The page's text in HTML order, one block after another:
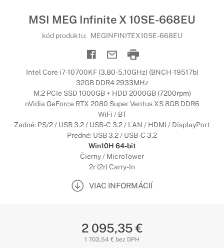
MSI MEG Infinite X 10SE-668EU
kód produktu: MEGINFINITEX10SE-668EU
Intel Core i7-10700KF (3,80-5,10GHz) (BNCH-19517b)
32GB DDR4 2933MHz
M.2 PCIe SSD 1000GB + HDD 2000GB (7200rpm)
nVidia GeForce RTX 2080 Super Ventus XS 8GB DDR6
WiFi / BT
Zadné: PS/2 / USB 3.2 / USB-C 3.2 / LAN / HDMI / DisplayPort
Predné: USB 3.2 / USB-C 3.2
Win10H 64-bit
Čierny / MicroTower
2r (2r) Carry-In
VIAC INFORMÁCIÍ
2 095,35 €
1 703,54 € bez DPH